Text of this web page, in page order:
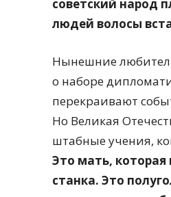
советский народ
людей волосы
Нынешние
о наборе
перекраивают
Но Великая
штабные учения,
Это мать, которая
станка. Это